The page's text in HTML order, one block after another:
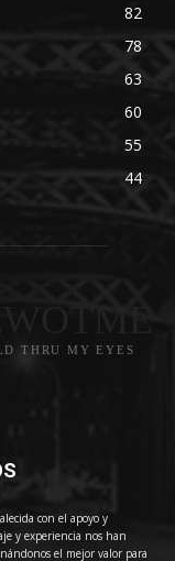
82
78
63
60
55
44
THRU MY EYES
con el apoyo y
y experiencia nos han
el mejor valor para